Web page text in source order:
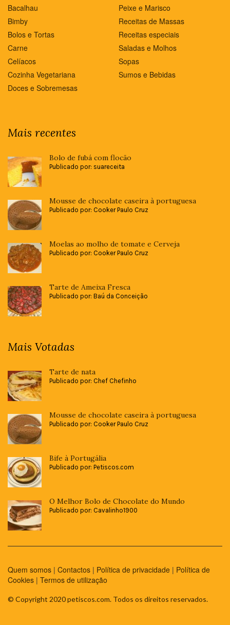
Bacalhau
Bimby
Bolos e Tortas
Carne
Celíacos
Cozinha Vegetariana
Doces e Sobremesas
Peixe e Marisco
Receitas de Massas
Receitas especiais
Saladas e Molhos
Sopas
Sumos e Bebidas
Mais recentes
Bolo de fubá com flocão
Publicado por: suareceita
Mousse de chocolate caseira à portuguesa
Publicado por: Cooker Paulo Cruz
Moelas ao molho de tomate e Cerveja
Publicado por: Cooker Paulo Cruz
Tarte de Ameixa Fresca
Publicado por: Baú da Conceição
Mais Votadas
Tarte de nata
Publicado por: Chef Chefinho
Mousse de chocolate caseira à portuguesa
Publicado por: Cooker Paulo Cruz
Bife à Portugália
Publicado por: Petiscos.com
O Melhor Bolo de Chocolate do Mundo
Publicado por: Cavalinho1900
Quem somos | Contactos | Política de privacidade | Política de
Cookies | Termos de utilização
© Copyright 2020 petiscos.com. Todos os direitos reservados.